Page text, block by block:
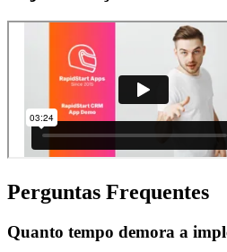
Perguntas Frequentes
Quanto tempo demora a